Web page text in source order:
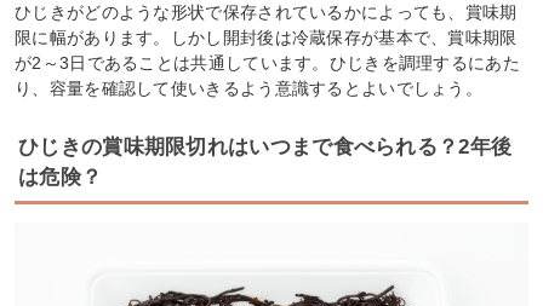
ひじきがどのような形状で保存されているかによっても、賞味期
限に幅があります。しかし開封後は冷蔵保存が基本で、賞味期限
が2～3日であることは共通しています。ひじきを調理するにあた
り、容量を確認して使いきるよう意識するとよいでしょう。
ひじきの賞味期限切れはいつまで食べられる？2年後
は危険？